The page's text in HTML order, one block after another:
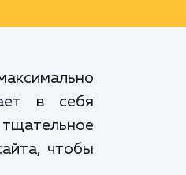
в себя
чтобы